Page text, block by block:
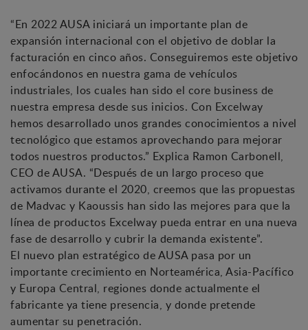
“En 2022 AUSA iniciará un importante plan de
expansión internacional con el objetivo de doblar la
facturación en cinco años. Conseguiremos este objetivo
enfocándonos en nuestra gama de vehículos
industriales, los cuales han sido el core business de
nuestra empresa desde sus inicios. Con Excelway
hemos desarrollado unos grandes conocimientos a nivel
tecnológico que estamos aprovechando para mejorar
todos nuestros productos.” Explica Ramon Carbonell,
CEO de AUSA. “Después de un largo proceso que
activamos durante el 2020, creemos que las propuestas
de Madvac y Kaoussis han sido las mejores para que la
línea de productos Excelway pueda entrar en una nueva
fase de desarrollo y cubrir la demanda existente”.
El nuevo plan estratégico de AUSA pasa por un
importante crecimiento en Norteamérica, Asia-Pacífico
y Europa Central, regiones donde actualmente el
fabricante ya tiene presencia, y donde pretende
aumentar su penetración.